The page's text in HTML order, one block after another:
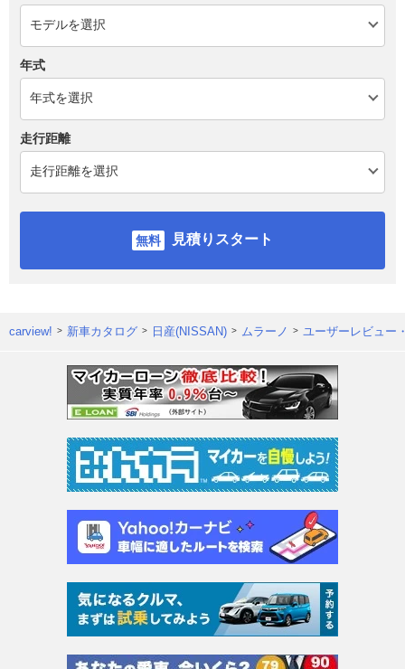
年式
走行距離
見積りスタート
carview! 新車カタログ 日産(NISSAN) ムラーノ ユーザーレビュー